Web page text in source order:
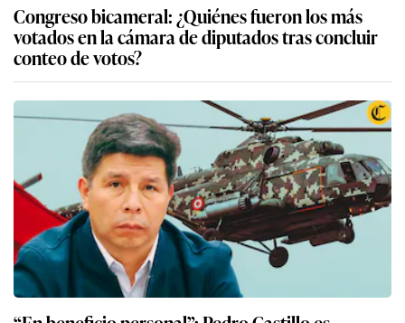
Congreso bicameral: ¿Quiénes fueron los más
votados en la cámara de diputados tras concluir
conteo de votos?